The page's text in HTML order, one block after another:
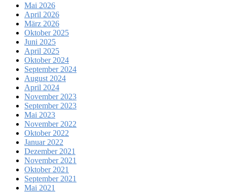
Mai 2026
April 2026
März 2026
Oktober 2025
Juni 2025
April 2025
Oktober 2024
September 2024
August 2024
April 2024
November 2023
September 2023
Mai 2023
November 2022
Oktober 2022
Januar 2022
Dezember 2021
November 2021
Oktober 2021
September 2021
Mai 2021